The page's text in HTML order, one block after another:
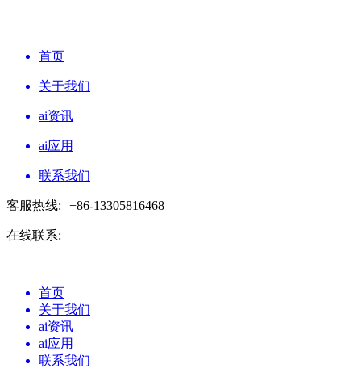
首页
关于我们
ai资讯
ai应用
联系我们
客服热线: +86-13305816468
在线联系:
首页
关于我们
ai资讯
ai应用
联系我们